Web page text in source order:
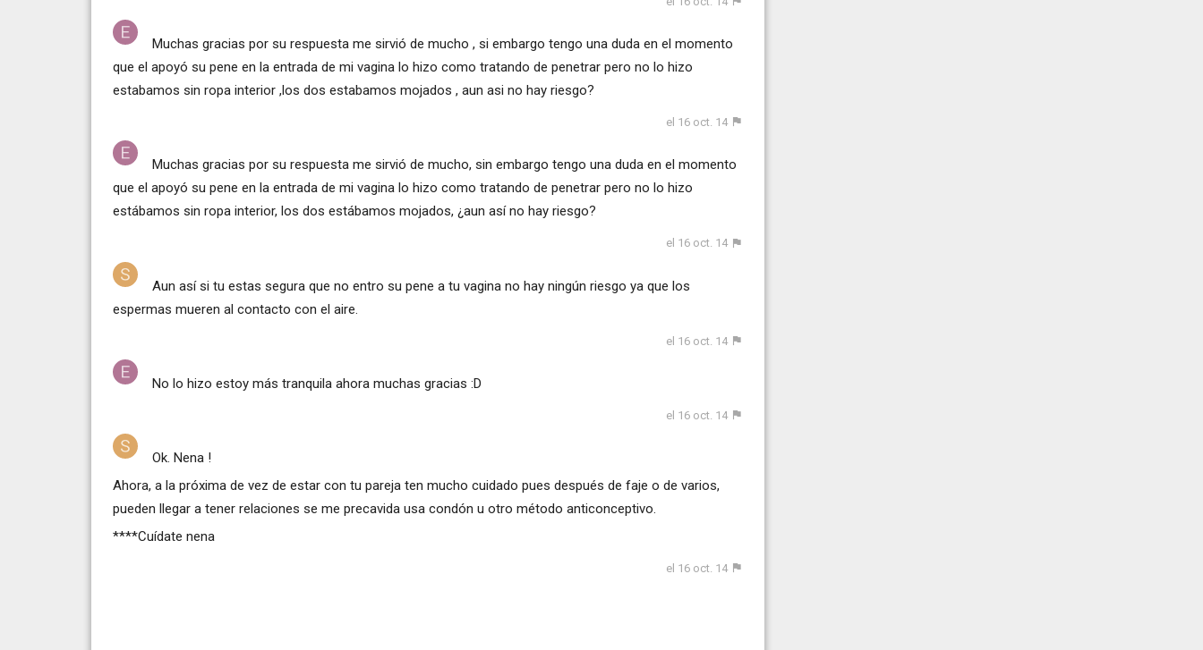
Muchas gracias por su respuesta me sirvió de mucho , si embargo tengo una duda en el momento
que el apoyó su pene en la entrada de mi vagina lo hizo como tratando de penetrar pero no lo hizo
estabamos sin ropa interior ,los dos estabamos mojados , aun asi no hay riesgo?
el 16 oct. 14
Muchas gracias por su respuesta me sirvió de mucho, sin embargo tengo una duda en el momento
que el apoyó su pene en la entrada de mi vagina lo hizo como tratando de penetrar pero no lo hizo
estábamos sin ropa interior, los dos estábamos mojados, ¿aun así no hay riesgo?
el 16 oct. 14
Aun así si tu estas segura que no entro su pene a tu vagina no hay ningún riesgo ya que los
espermas mueren al contacto con el aire.
el 16 oct. 14
No lo hizo estoy más tranquila ahora muchas gracias :D
el 16 oct. 14
Ok. Nena !
Ahora, a la próxima de vez de estar con tu pareja ten mucho cuidado pues después de faje o de varios,
pueden llegar a tener relaciones se me precavida usa condón u otro método anticonceptivo.
****Cuídate nena
el 16 oct. 14